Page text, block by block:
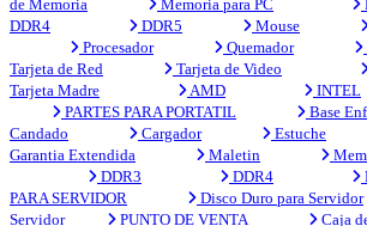
de Memoria
Memoria para PC
DDR4
DDR5 Mouse
Procesador
Quemador
Tarjeta de Red
Tarjeta de Video
Tarjeta Madre
AMD INTEL
PARTES PARA PORTATIL
Base
Candado
Cargador Estuche
Garantia Extendida
Maletin
DDR3
DDR4
PARA SERVIDOR
Disco Duro para Servidor
Servidor
PUNTO DE VENTA Caja